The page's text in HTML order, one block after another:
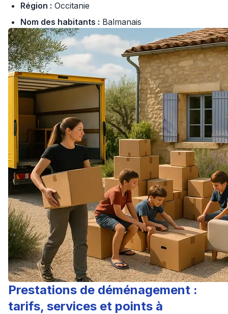
Région : Occitanie
Nom des habitants : Balmanais
Prestations de déménagement :
tarifs, services et points à